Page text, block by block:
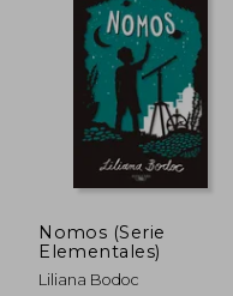
5%
Nomos (Serie
Elementales)
Liliana Bodoc